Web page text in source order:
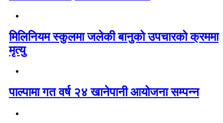
मिलिनियम स्कुलमा जलेकी बानुको उपचारको क्रममा
मृत्यु
पाल्पामा गत वर्ष २४ खानेपानी आयोजना सम्पन्न